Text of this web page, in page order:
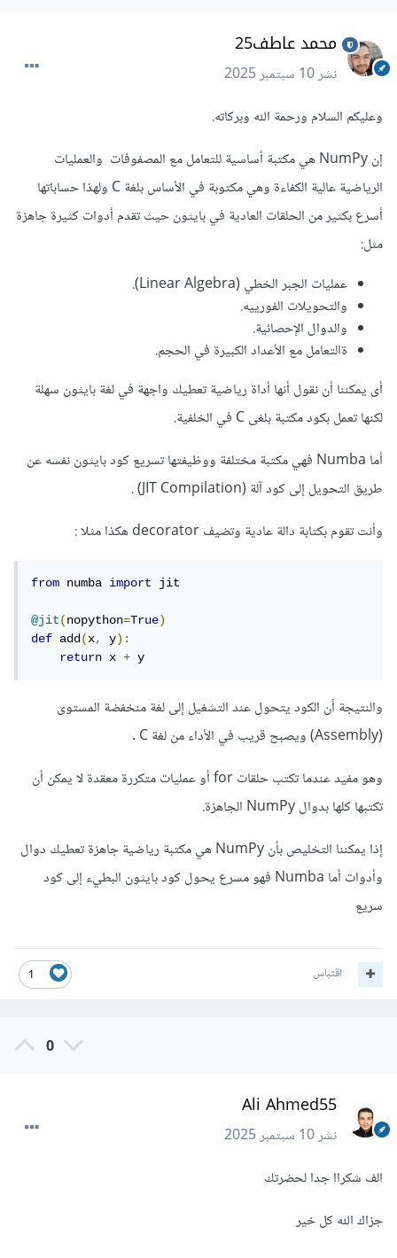
محمد عاطف25
نشر10 سبتمبر 2025
وعليكم السلام ورحمة الله وبركاته.
إن NumPy هي مكتبة أساسية للتعامل مع المصفوفات والعمليات
الرياضية عالية الكفاءة وهي مكتوبة في الأساس بلغة C ولهذا حساباتها
أسرع بكثير من الحلقات العادية في بايثون حيث تقدم أدوات كثيرة جاهزة
مثل:
عمليات الجبر الخطي (Linear Algebra).
والتحويلات الفورييه.
والدوال الإحصائية.
ةالتعامل مع الأعداد الكبيرة في الحجم.
أى يمكننا أن نقول أنها أداة رياضية تعطيك واجهة في لغة بايثون سهلة
لكنها تعمل بكود مكتبة بلغى C في الخلفية.
أما Numba فهي مكتبة مختلفة ووظيفتها تسريع كود بايثون نفسه عن
طريق التحويل إلى كود آلة (JIT Compilation) .
وأنت تقوم بكتابة دالة عادية وتضيف decorator هكذا مثلا
from numba import jit
@jit(nopython=True)
def add(x, y):
return x + y
والنتيجة أن الكود يتحول عند التشغيل إلى لغة منخفضة المستوى
وهو مفيد عندما تكتب حلقات for أو عمليات متكررة معقدة لا يمكن أن
تكتبها كلها بدوال NumPy الجاهزة.
إذا يمكننا التخليص بأن NumPy هي مكتبة رياضية جاهزة تعطيك دوال
وأدوات أما Numba فهو مسرع يحول كود بايثون البطيء إلى كود
سريع
1 اقتباس
0
Ali Ahmed55
نشر10 سبتمبر 2025
الف شكراا جدا لحضرتك
جزاك الله كل خير